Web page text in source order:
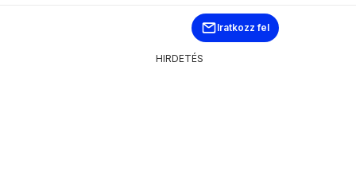
Iratkozz fel
HIRDETÉS